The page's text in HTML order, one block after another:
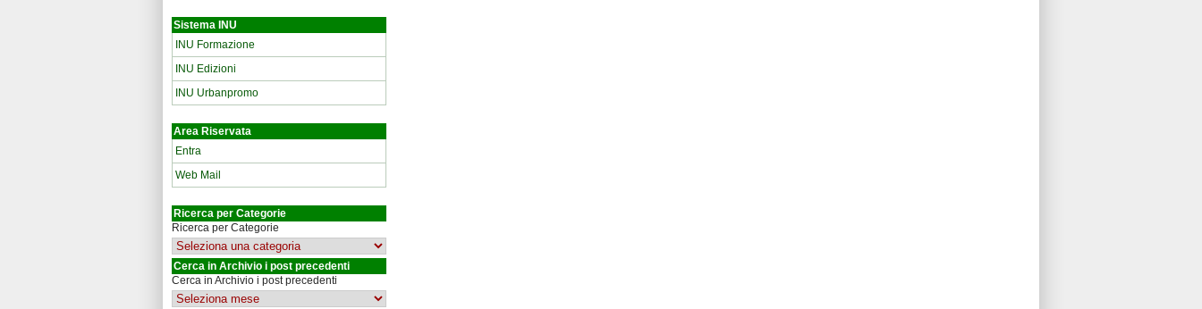
Sistema INU
INU Formazione
INU Edizioni
INU Urbanpromo
Area Riservata
Entra
Web Mail
Ricerca per Categorie
Ricerca per Categorie
Cerca in Archivio i post precedenti
Cerca in Archivio i post precedenti